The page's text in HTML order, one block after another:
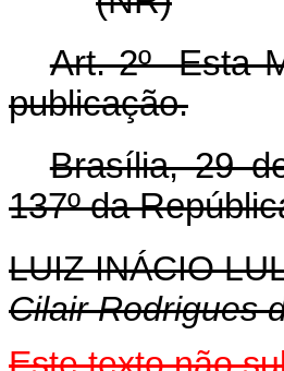
Art. 2º Esta
publicação.
Brasília, 29
137º da
LUIZ INÁCIO
Cilair Rodrigues